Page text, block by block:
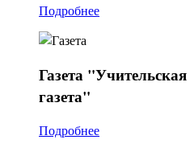
Подробнее
Газета "Учительская
газета"
Подробнее